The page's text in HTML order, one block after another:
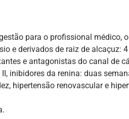
para o profissional médico,
e derivados de raiz de alcaçuz:
e antagonistas do canal de
inibidores da renina: duas
hipertensão renovascular e